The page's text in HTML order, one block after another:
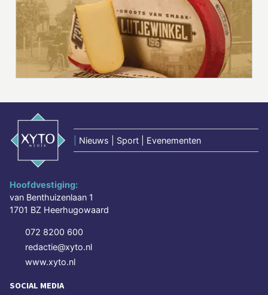
Nieuws | Sport | Evenementen
Hoofdvestiging:
van Benthuizenlaan 1
1701 BZ Heerhugowaard
072 8200 600
redactie@xyto.nl
www.xyto.nl
SOCIAL MEDIA